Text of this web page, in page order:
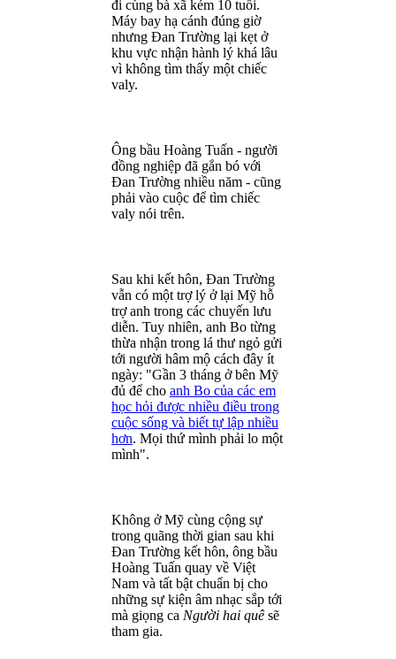
đi cùng bà xã kém 10 tuổi.
Máy bay hạ cánh đúng giờ
nhưng Đan Trường lại kẹt ở
khu vực nhận hành lý khá lâu
vì không tìm thấy một chiếc
valy.
Ông bầu Hoàng Tuấn - người
đồng nghiệp đã gắn bó với
Đan Trường nhiều năm - cũng
phải vào cuộc để tìm chiếc
valy nói trên.
Sau khi kết hôn, Đan Trường
vẫn có một trợ lý ở lại Mỹ hỗ
trợ anh trong các chuyến lưu
diễn. Tuy nhiên, anh Bo từng
thừa nhận trong lá thư ngỏ gửi
tới người hâm mộ cách đây ít
ngày: "Gần 3 tháng ở bên Mỹ
đủ để cho anh Bo của các em
học hỏi được nhiều điều trong
cuộc sống và biết tự lập nhiều
hơn. Mọi thứ mình phải lo một
mình".
Không ở Mỹ cùng cộng sự
trong quãng thời gian sau khi
Đan Trường kết hôn, ông bầu
Hoàng Tuấn quay về Việt
Nam và tất bật chuẩn bị cho
những sự kiện âm nhạc sắp tới
mà giọng ca Người hai quê sẽ
tham gia.